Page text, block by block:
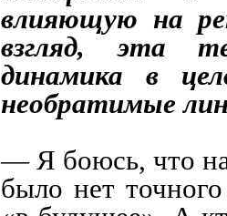
влияющую на
взгляд, эта
динамика в
необратимые
— Я боюсь, что
было нет